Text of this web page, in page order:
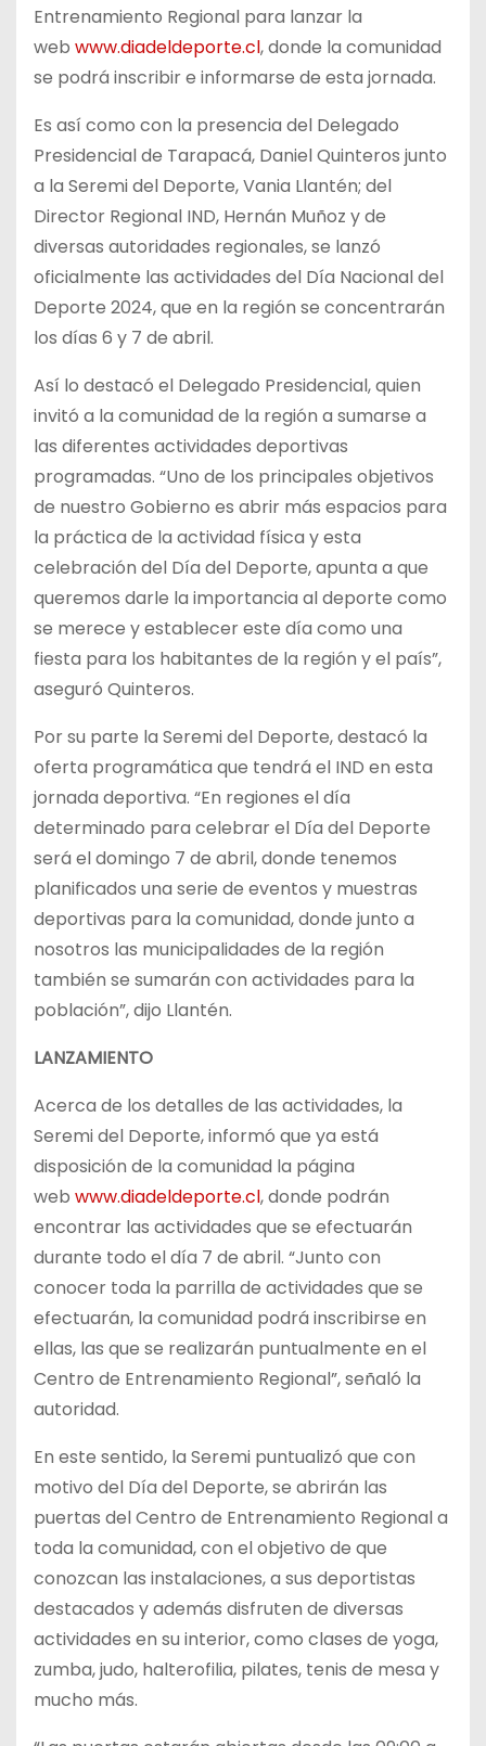
Entrenamiento Regional para lanzar la
web www.diadeldeporte.cl, donde la comunidad
se podrá inscribir e informarse de esta jornada.
Es así como con la presencia del Delegado
Presidencial de Tarapacá, Daniel Quinteros junto
a la Seremi del Deporte, Vania Llantén; del
Director Regional IND, Hernán Muñoz y de
diversas autoridades regionales, se lanzó
oficialmente las actividades del Día Nacional del
Deporte 2024, que en la región se concentrarán
los días 6 y 7 de abril.
Así lo destacó el Delegado Presidencial, quien
invitó a la comunidad de la región a sumarse a
las diferentes actividades deportivas
programadas. “Uno de los principales objetivos
de nuestro Gobierno es abrir más espacios para
la práctica de la actividad física y esta
celebración del Día del Deporte, apunta a que
queremos darle la importancia al deporte como
se merece y establecer este día como una
fiesta para los habitantes de la región y el país”,
aseguró Quinteros.
Por su parte la Seremi del Deporte, destacó la
oferta programática que tendrá el IND en esta
jornada deportiva. “En regiones el día
determinado para celebrar el Día del Deporte
será el domingo 7 de abril, donde tenemos
planificados una serie de eventos y muestras
deportivas para la comunidad, donde junto a
nosotros las municipalidades de la región
también se sumarán con actividades para la
población”, dijo Llantén.
LANZAMIENTO
Acerca de los detalles de las actividades, la
Seremi del Deporte, informó que ya está
disposición de la comunidad la página
web www.diadeldeporte.cl, donde podrán
encontrar las actividades que se efectuarán
durante todo el día 7 de abril. “Junto con
conocer toda la parrilla de actividades que se
efectuarán, la comunidad podrá inscribirse en
ellas, las que se realizarán puntualmente en el
Centro de Entrenamiento Regional”, señaló la
autoridad.
En este sentido, la Seremi puntualizó que con
motivo del Día del Deporte, se abrirán las
puertas del Centro de Entrenamiento Regional a
toda la comunidad, con el objetivo de que
conozcan las instalaciones, a sus deportistas
destacados y además disfruten de diversas
actividades en su interior, como clases de yoga,
zumba, judo, halterofilia, pilates, tenis de mesa y
mucho más.